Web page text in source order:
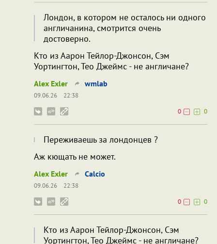
Лондон, в котором не осталось ни одного
англичанина, смотрится очень
достоверно.
Кто из Аарон Тейлор-Джонсон, Сэм
Уортингтон, Тео Джеймс - не англичане?
Alex Exler wmlab
09.06.26
22:38
0
0
Переживаешь за лондонцев ?
Аж кющать не может.
Alex Exler Calcio
09.06.26
22:38
0
0
Кто из Аарон Тейлор-Джонсон, Сэм
Уортингтон, Тео Джеймс - не англичане?